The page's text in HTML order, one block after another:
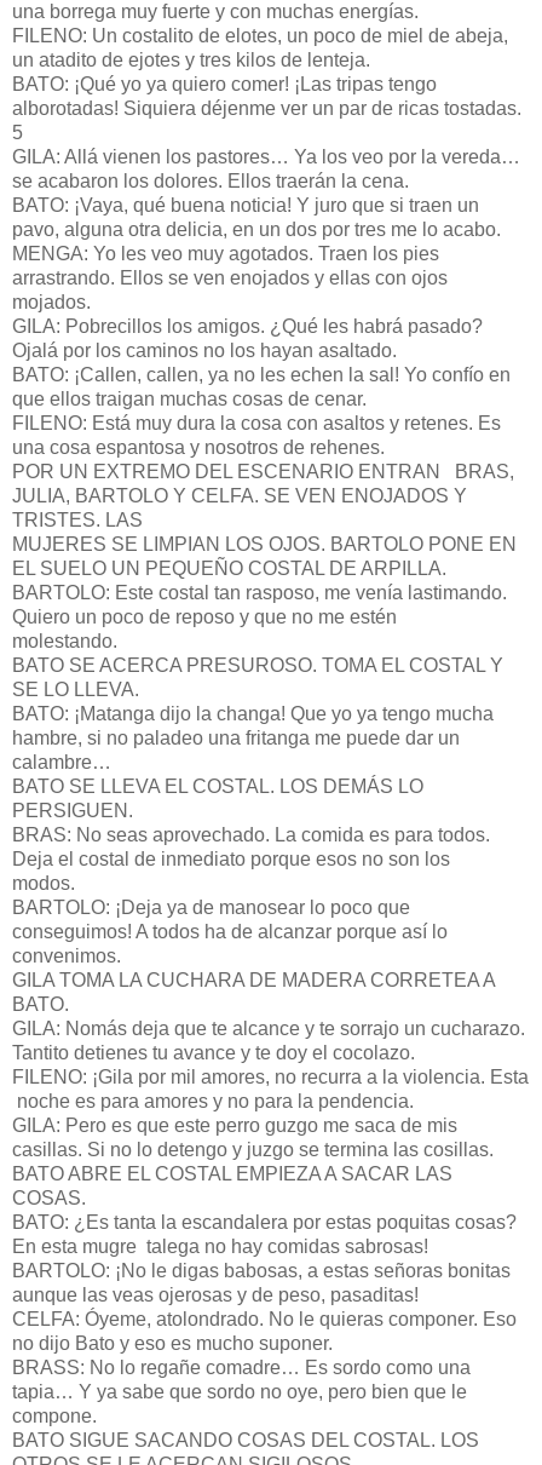
una borrega muy fuerte y con muchas energías.
FILENO: Un costalito de elotes, un poco de miel de abeja,
un atadito de ejotes y tres kilos de lenteja.
BATO: ¡Qué yo ya quiero comer! ¡Las tripas tengo
alborotadas! Siquiera déjenme ver un par de ricas tostadas.
5
GILA: Allá vienen los pastores… Ya los veo por la vereda…
se acabaron los dolores. Ellos traerán la cena.
BATO: ¡Vaya, qué buena noticia! Y juro que si traen un
pavo, alguna otra delicia, en un dos por tres me lo acabo.
MENGA: Yo les veo muy agotados. Traen los pies
arrastrando. Ellos se ven enojados y ellas con ojos
mojados.
GILA: Pobrecillos los amigos. ¿Qué les habrá pasado?
Ojalá por los caminos no los hayan asaltado.
BATO: ¡Callen, callen, ya no les echen la sal! Yo confío en
que ellos traigan muchas cosas de cenar.
FILENO: Está muy dura la cosa con asaltos y retenes. Es
una cosa espantosa y nosotros de rehenes.
POR UN EXTREMO DEL ESCENARIO ENTRAN BRAS,
JULIA, BARTOLO Y CELFA. SE VEN ENOJADOS Y
TRISTES. LAS
MUJERES SE LIMPIAN LOS OJOS. BARTOLO PONE EN
EL SUELO UN PEQUEÑO COSTAL DE ARPILLA.
BARTOLO: Este costal tan rasposo, me venía lastimando.
Quiero un poco de reposo y que no me estén
molestando.
BATO SE ACERCA PRESUROSO. TOMA EL COSTAL Y
SE LO LLEVA.
BATO: ¡Matanga dijo la changa! Que yo ya tengo mucha
hambre, si no paladeo una fritanga me puede dar un
calambre…
BATO SE LLEVA EL COSTAL. LOS DEMÁS LO
PERSIGUEN.
BRAS: No seas aprovechado. La comida es para todos.
Deja el costal de inmediato porque esos no son los
modos.
BARTOLO: ¡Deja ya de manosear lo poco que
conseguimos! A todos ha de alcanzar porque así lo
convenimos.
GILA TOMA LA CUCHARA DE MADERA CORRETEA A
BATO.
GILA: Nomás deja que te alcance y te sorrajo un cucharazo.
Tantito detienes tu avance y te doy el cocolazo.
FILENO: ¡Gila por mil amores, no recurra a la violencia. Esta
noche es para amores y no para la pendencia.
GILA: Pero es que este perro guzgo me saca de mis
casillas. Si no lo detengo y juzgo se termina las cosillas.
BATO ABRE EL COSTAL EMPIEZA A SACAR LAS
COSAS.
BATO: ¿Es tanta la escandalera por estas poquitas cosas?
En esta mugre talega no hay comidas sabrosas!
BARTOLO: ¡No le digas babosas, a estas señoras bonitas
aunque las veas ojerosas y de peso, pasaditas!
CELFA: Óyeme, atolondrado. No le quieras componer. Eso
no dijo Bato y eso es mucho suponer.
BRASS: No lo regañe comadre… Es sordo como una
tapia… Y ya sabe que sordo no oye, pero bien que le
compone.
BATO SIGUE SACANDO COSAS DEL COSTAL. LOS